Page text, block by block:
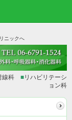
ニックへ
線科 ■リハビリテーシ
ョン科